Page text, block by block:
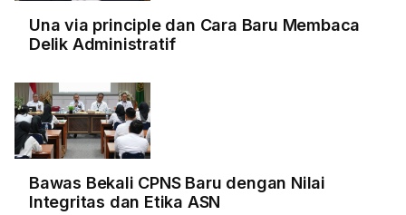
Una via principle dan Cara Baru Membaca
Delik Administratif
Bawas Bekali CPNS Baru dengan Nilai
Integritas dan Etika ASN